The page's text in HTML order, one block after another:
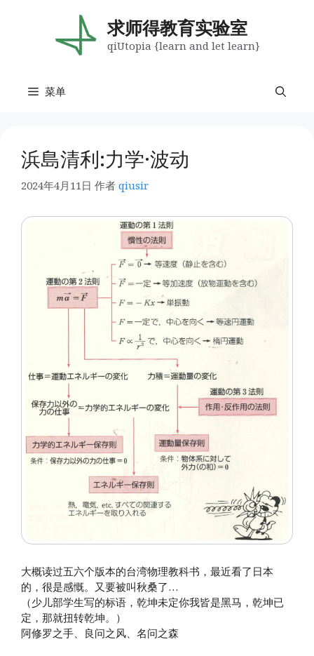
求师得教育实验室
qiUtopia {learn and let learn}
菜单
浜島清利:力学·波动
2024年4月11日 作者 qiusir
大概读过五六个版本的台湾物理教科书，最近看了日本
的，很是感慨。又要被叫秋桑了…
（少儿部学生写的标语，乾坤未定你我皆是黑马，乾坤已
定，那就扭转乾坤。）
阿修罗之手、良问之风、名问之森